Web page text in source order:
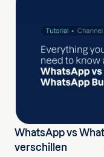
WhatsApp vs
verschillen